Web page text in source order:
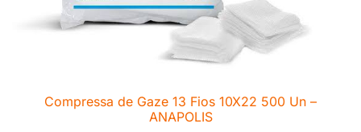
Compressa de Gaze 13 Fios 10X22 500 Un –
ANAPOLIS